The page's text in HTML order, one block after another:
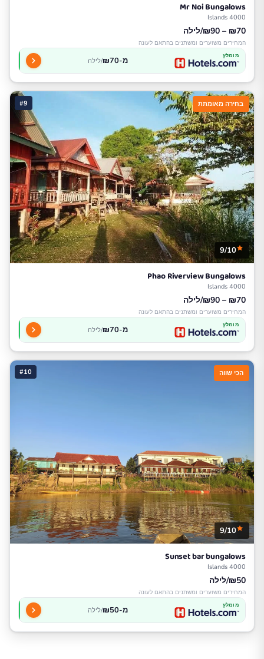
Mr Noi Bungalows
4000 Islands
₪70 – ₪90/לילה
המחירים משוערים ומשתנים בהתאם לעונה
מומלץ מ-₪70 /לילה
#9 בחירה מאומתת
9/10
Phao Riverview Bungalows
4000 Islands
₪70 – ₪90/לילה
המחירים משוערים ומשתנים בהתאם לעונה
מומלץ מ-₪70 /לילה
#10 הכי שווה
9/10
Sunset bar bungalows
4000 Islands
₪50/לילה
המחירים משוערים ומשתנים בהתאם לעונה
מומלץ מ-₪50 /לילה